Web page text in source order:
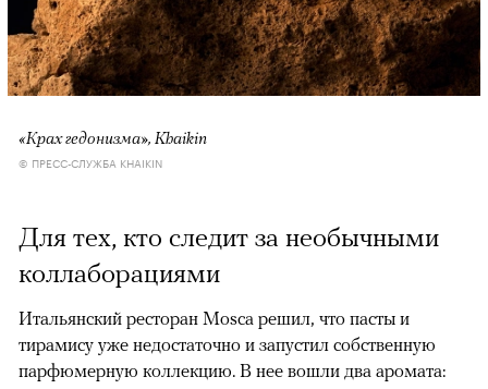
«Крах гедонизма», Khaikin
© ПРЕСС-СЛУЖБА KHAIKIN
Для тех, кто следит за необычными
коллаборациями
Итальянский ресторан Mosca решил, что пасты и
тирамису уже недостаточно и запустил собственную
парфюмерную коллекцию. В нее вошли два аромата: